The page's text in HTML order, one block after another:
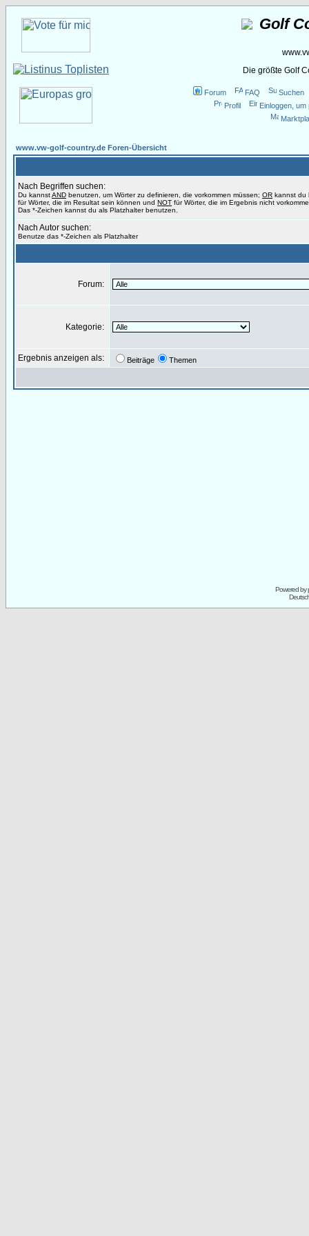
Golf
Die größte Golf
Forum FAQ
Suchen
Profil
Einloggen,
www.vw-golf-country.de Foren-Übersicht
Nach Begriffen suchen:
Du kannstAND benutzen, um Wörter zu definieren, die vorkommen müssen; OR kannst du
für Wörter, die im Resultat sein können und NOT für Wörter, die im Ergebnis nicht
Das *-Zeichen kannst du als Platzhalter benutzen.
Nach Autor suchen:
Benutze das *-Zeichen als Platzhalter
Forum:
Kategorie:
Ergebnis anzeigen als: Beiträge Themen
Powered by